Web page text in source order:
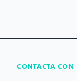
CONTACTA CON